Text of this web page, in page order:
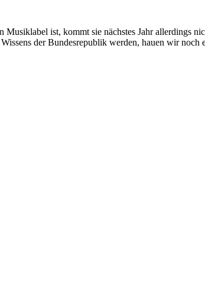
ist, kommt sie nächstes Jahr allerdings
der Bundesrepublik werden, hauen wir